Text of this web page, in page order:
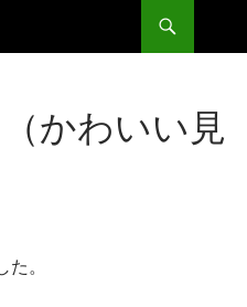
かわいい見
。